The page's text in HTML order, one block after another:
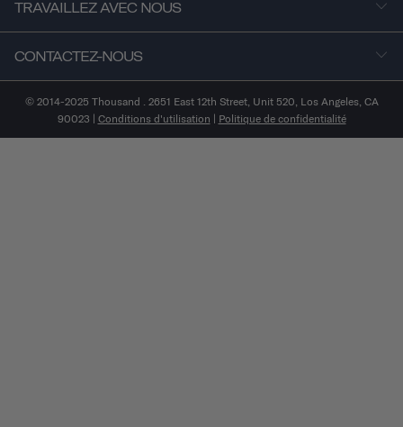
TRAVAILLEZ AVEC NOUS
CONTACTEZ-NOUS
© 2014-2025 Thousand . 2651 East 12th Street, Unit 520, Los Angeles, CA
90023 | Conditions d'utilisation | Politique de confidentialité